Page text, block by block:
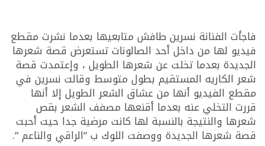
فاجأت الفنانة نسرين طافش متابعيها بعدما نشرت مقطع
فيديو لها من داخل أحد الصالونات تستعرض قصة شعرها
الجديدة بعدما تخلت عن شعرها الطويل ، وإعتمدت قصة
شعر الكاريه المستقيم بطول متوسط وقالت نسرين في
مقطع الفيديو أنها من عشاق الشعر الطويل إلا أنها
قررت التخلي عنه بعدما أقنعها مصفف الشعر بقص
شعرها والنتيجة بالنسبة لها كانت مرضية جدا حيت أحبت
قصة شعرها الجديدة ووصفت اللوك ب “الراقي والناعم “.